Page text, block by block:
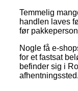
Temmelig
handlen laves
før
Nogle få e-
for et fastsat
befinder sig i
afhentningssted.